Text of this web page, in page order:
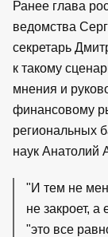
Ранее глава
ведомства
секретарь
к такому
мнения и
финансовому
региональных
наук Анатолий
"И тем не
не закроет,
"это все